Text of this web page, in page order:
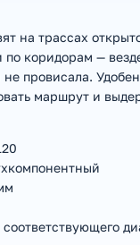
на трассах
коридорам —
провисала.
маршрут и